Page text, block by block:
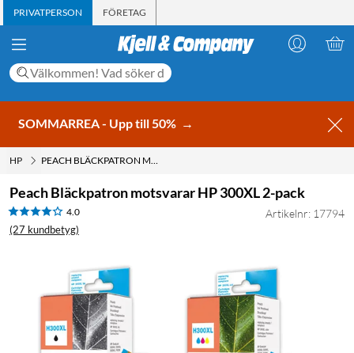
PRIVATPERSON FÖRETAG
SOMMARREA - Upp till 50% →
HP PEACH BLÄCKPATRON MOTSVARAR HP 300XL 2-PACK
Peach Bläckpatron motsvarar HP 300XL 2-pack
4.0
(27 kundbetyg)
Artikelnr: 17794